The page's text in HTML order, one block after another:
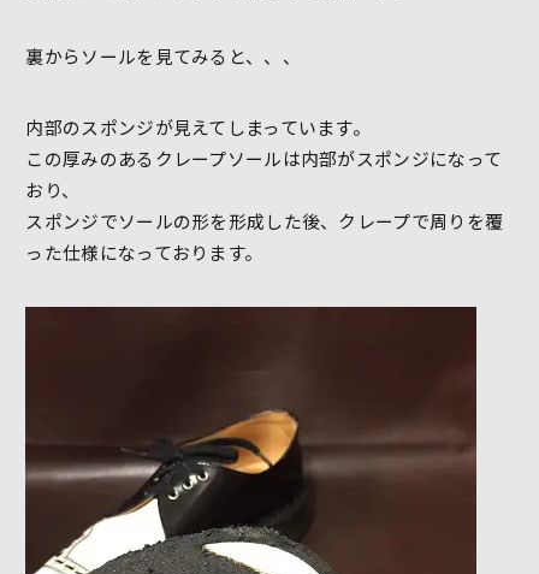
裏からソールを見てみると、、、
内部のスポンジが見えてしまっています。
この厚みのあるクレープソールは内部がスポンジになって
おり、
スポンジでソールの形を形成した後、クレープで周りを覆
った仕様になっております。